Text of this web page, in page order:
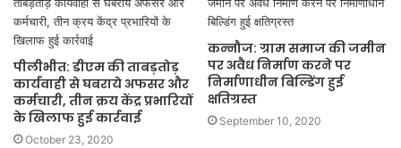
पीलीभीत: डीएम की ताबड़तोड़
कार्यवाही से घबराये अफसर और
कर्मचारी, तीन क्रय केंद्र प्रभारियों
के खिलाफ हुई कार्रवाई
October 23, 2020
कन्नौज: ग्राम समाज की जमीन
पर अवैध निर्माण करने पर
निर्माणाधीन बिल्डिंग हुई
क्षतिग्रस्त
September 10, 2020